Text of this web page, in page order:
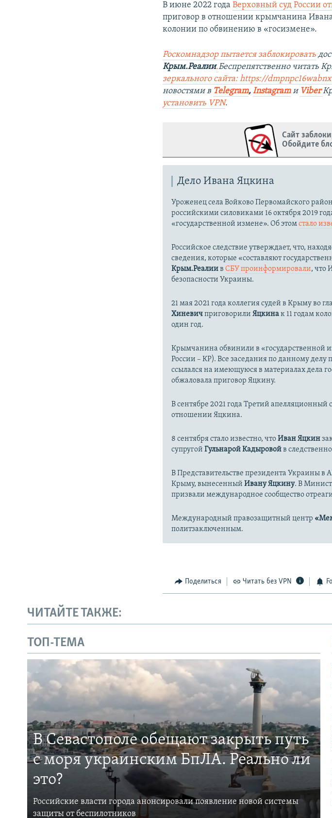
В июне 2022 годаВерховный суд России
приговор в отношении крымчанина
колонии по обвинению в «госизмене».
Роскомнадзор пытается заблокировать
Крым.Реалии.Беспрепятственно читать
зеркального сайта: https://
новостями в Telegram,Instagramи Viber
установить VPN.
Сайт
Обойдите
Дело Ивана Яцкина
Уроженец села Войково Первомайского
российскими силовиками 16 октября 2019
«государственной измене». Об этомстало
Российское следствие утверждает, что,
сведения, которые «составляют
Крым.РеалиивСБУ проинформировали, что
безопасности Украины.
21 мая 2021 года коллегия судей в Крыму во
ХиневичприговорилиЯцкинак 11 годам
один год.
Крымчанина обвинили в «государственной
России – КР). Все заседания по данному
ссылался на имеющуюся в материалах дела
обжаловала приговор Яцкину.
В сентябре 2021 года Третий апелляционный
отношении Яцкина.
8 сентября стало известно, чтоИван Яцкин
супругойГульнарой Кадыровойв
В Представительстве президента Украины в
Крыму, вынесенныйИвану Яцкину. В
призвали международное сообщество
Международный правозащитный центр
политзаключенным.
Поделиться Читать без VPN
ЧИТАЙТЕ ТАКЖЕ:
ТОП-ТЕМА
В Севастополе обещают закрыть путь
с моря украинским БпЛА. Реально ли
это?
Российские власти города анонсировали появление новой системы
защиты от беспилотников